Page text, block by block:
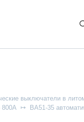
выключатели в
800А
ВА51-35